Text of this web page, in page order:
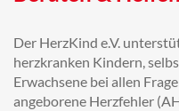
Der HerzKind e.V.
herzkranken Kindern,
Erwachsene bei allen
angeborene Herzfehler